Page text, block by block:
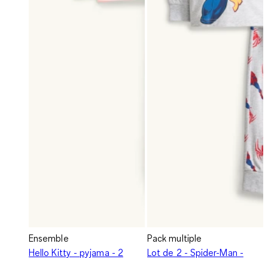
Ensemble
Hello Kitty - pyjama - 2
Pack multiple
Lot de 2 - Spider-Man -